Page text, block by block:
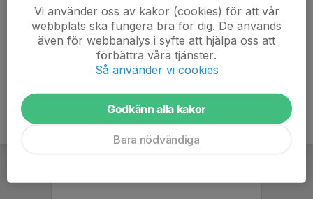
Vi använder oss av kakor (cookies) för att vår
webbplats ska fungera bra för dig. De används
även för webbanalys i syfte att hjälpa oss att
förbättra våra tjänster.
Så använder vi cookies
Godkänn alla kakor
Bara nödvändiga